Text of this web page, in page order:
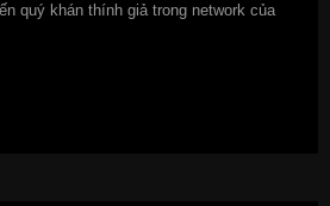
quý khán thính giả trong network của